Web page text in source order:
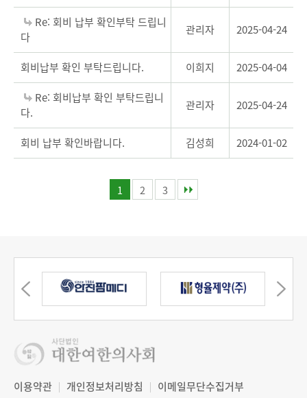
Re: 회비 납부 확인부탁 드립니
다
관리자 2025-04-24
회비납부 확인 부탁드립니다. 이희지
2025-04-04
Re: 회비납부 확인 부탁드립니
다.
관리자 2025-04-24
회비 납부 확인바랍니다. 김성희 2024-01-02
1 2 3
이용약관 개인정보처리방침 이메일무단수집거부